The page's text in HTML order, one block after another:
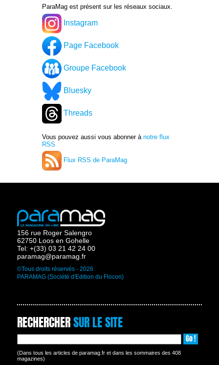
ParaMag est présent sur les réseaux sociaux.
Instagram
Page Facebook
Groupe Facebook
Bluesky
Threads
Vous pouvez aussi vous abonner à notre flux
RSS
Flux RSS de ParaMag
156 rue Roger Salengro
62750 Loos en Gohelle
Tel: +(33) 03 21 42 24 00
paramag@paramag.fr
©Tous droits réservés - 2026
PARAMAG (Société d'Edition du Flocon)
RECHERCHERSUR LE SITE
Go !
(Dans tous les articles de paramag.fr et dans les sommaires des 408
magazines)